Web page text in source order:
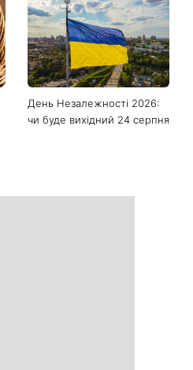
День Незалежності 2026:
чи буде вихідний 24 серпня